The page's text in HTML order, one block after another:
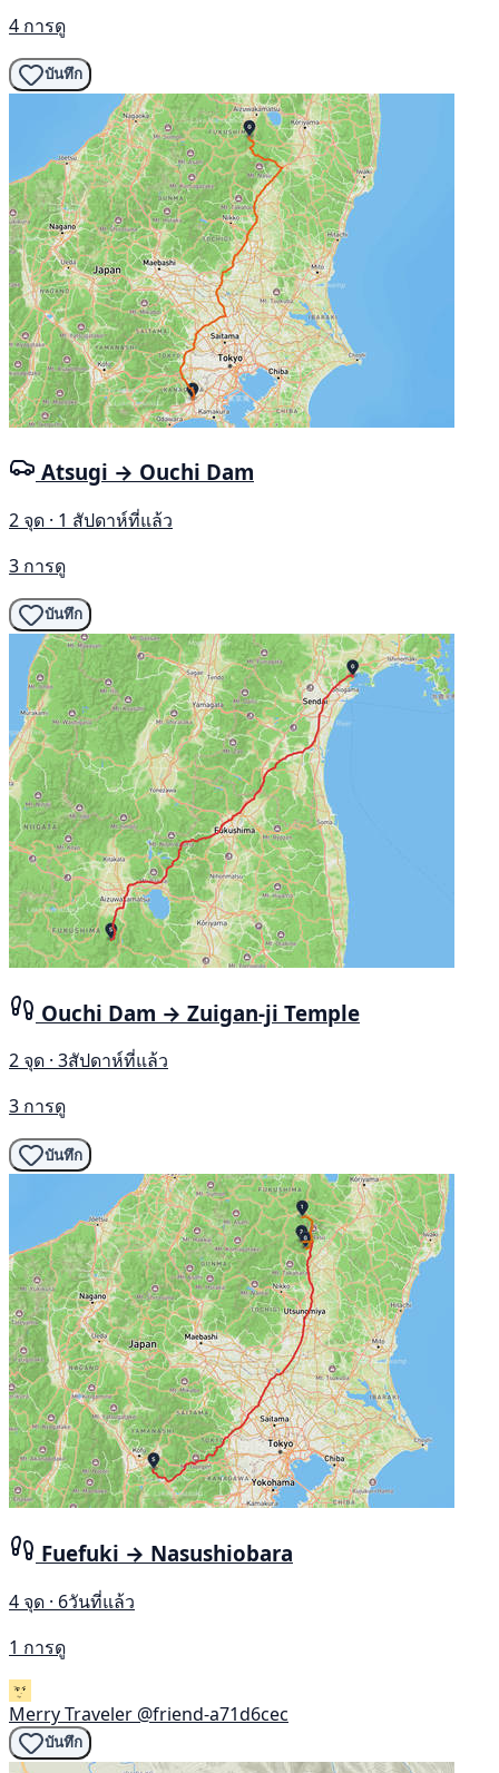
4 การดู
บันทึก
Atsugi → Ouchi Dam
2 จุด · 1 สัปดาห์ที่แล้ว
3 การดู
บันทึก
Ouchi Dam → Zuigan-ji Temple
2 จุด · 3สัปดาห์ที่แล้ว
3 การดู
บันทึก
Fuefuki → Nasushiobara
4 จุด · 6วันที่แล้ว
1 การดู
Merry Traveler @friend-a71d6cec
บันทึก